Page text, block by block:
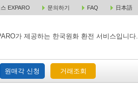
EXPARO 문의하기 FAQ 日本語
가 제공하는 한국원화 환전 서비스입니다.
원매각 신청 거래조회
주문 원매각 주문 거래조회